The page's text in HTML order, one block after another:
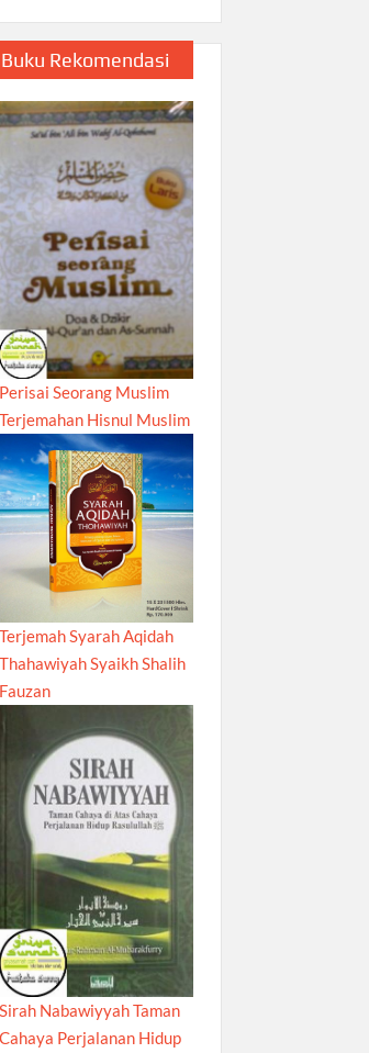
Buku Rekomendasi
Perisai Seorang Muslim
Terjemahan Hisnul Muslim
Terjemah Syarah Aqidah
Thahawiyah Syaikh Shalih
Fauzan
Sirah Nabawiyyah Taman
Cahaya Perjalanan Hidup